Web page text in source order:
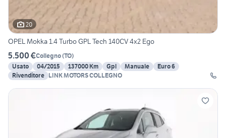
20
OPEL Mokka 1.4 Turbo GPL Tech 140CV 4x2 Ego
5.500 €Collegno(TO)
Usato
04/2015 137000 Km Gpl Manuale
Euro 6
Rivenditore LINK MOTORS COLLEGNO